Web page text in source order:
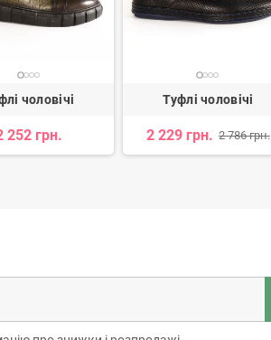
чоловічі
252 грн.
Туфлі чоловічі
2 229 грн. 2 786 грн.